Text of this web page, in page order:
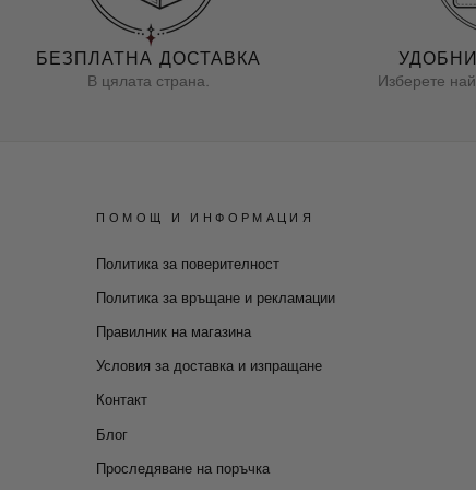
БЕЗПЛАТНА ДОСТАВКА
В цялата страна.
Изберете
ПОМОЩ И ИНФОРМАЦИЯ
Политика за поверителност
Политика за връщане и рекламации
Правилник на магазина
Условия за доставка и изпращане
Контакт
Блог
Проследяване на поръчка